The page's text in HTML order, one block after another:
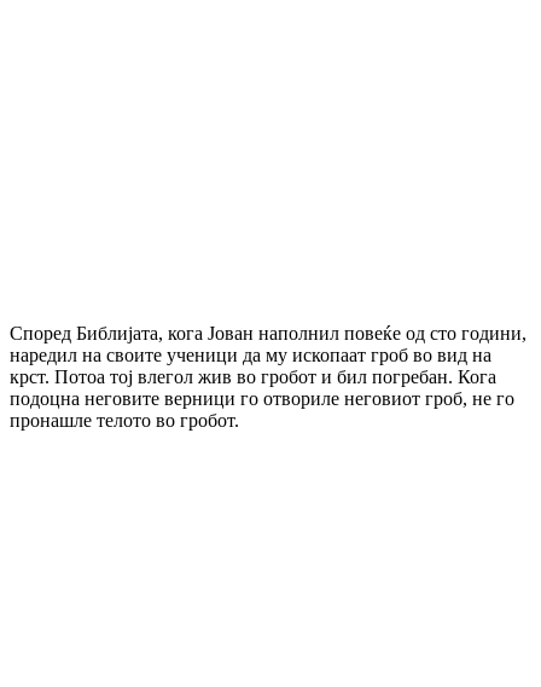
Според Библијата, кога Јован наполнил повеќе од сто години,
наредил на своите ученици да му ископаат гроб во вид на
крст. Потоа тој влегол жив во гробот и бил погребан. Кога
подоцна неговите верници го отвориле неговиот гроб, не го
пронашле телото во гробот.